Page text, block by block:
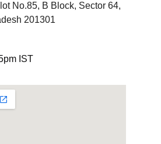
No.85, B Block, Sector 64,
201301
IST